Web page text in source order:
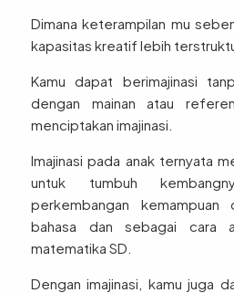
Dimana keterampilan mu
kapasitas kreatif lebih
Kamu dapat berimajinasi
dengan mainan atau
menciptakan imajinasi.
Imajinasi pada anak ternyata
untuk tumbuh
perkembangan kemampuan
bahasa dan sebagai cara
matematika SD.
Dengan imajinasi, kamu juga